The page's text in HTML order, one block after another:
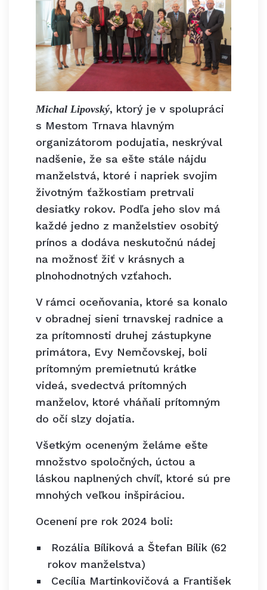
Michal Lipovský, ktorý je v spolupráci
s Mestom Trnava hlavným
organizátorom podujatia, neskrýval
nadšenie, že sa ešte stále nájdu
manželstvá, ktoré i napriek svojim
životným ťažkostiam pretrvali
desiatky rokov. Podľa jeho slov má
každé jedno z manželstiev osobitý
prínos a dodáva neskutočnú nádej
na možnosť žiť v krásnych a
plnohodnotných vzťahoch.
V rámci oceňovania, ktoré sa konalo
v obradnej sieni trnavskej radnice a
za prítomnosti druhej zástupkyne
primátora, Evy Nemčovskej, boli
prítomným premietnutú krátke
videá, svedectvá prítomných
manželov, ktoré vháňali prítomným
do očí slzy dojatia.
Všetkým oceneným želáme ešte
množstvo spoločných, úctou a
láskou naplnených chvíľ, ktoré sú pre
mnohých veľkou inšpiráciou.
Ocenení pre rok 2024 boli:
Rozália Bíliková a Štefan Bílik (62
rokov manželstva)
Cecília Martinkovičová a František